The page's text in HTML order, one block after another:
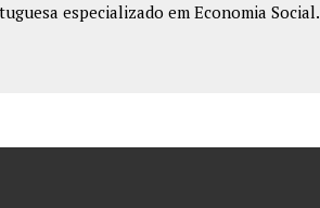
especializado em Economia Social.